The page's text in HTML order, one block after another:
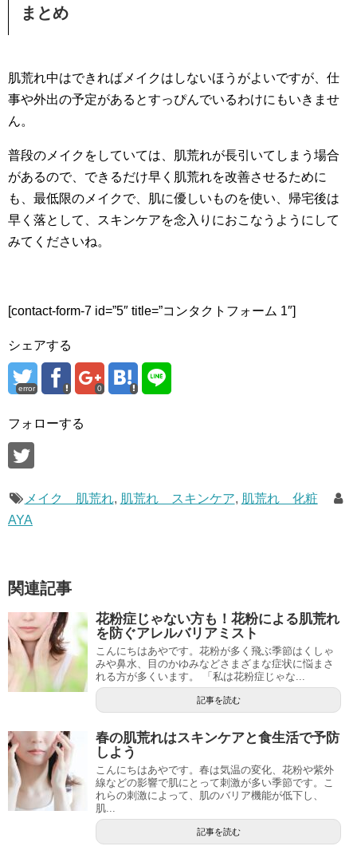
まとめ
肌荒れ中はできればメイクはしないほうがよいですが、仕
事や外出の予定があるとすっぴんでいるわけにもいきませ
ん。
普段のメイクをしていては、肌荒れが長引いてしまう場合
があるので、できるだけ早く肌荒れを改善させるために
も、最低限のメイクで、肌に優しいものを使い、帰宅後は
早く落として、スキンケアを念入りにおこなうようにして
みてくださいね。
[contact-form-7 id=”5″ title=”コンタクトフォーム 1″]
シェアする
error 0
フォローする
メイク 肌荒れ, 肌荒れ スキンケア, 肌荒れ 化粧
AYA
関連記事
花粉症じゃない方も！花粉による肌荒れ
を防ぐアレルバリアミスト
こんにちはあやです。花粉が多く飛ぶ季節はくしゃ
みや鼻水、目のかゆみなどさまざまな症状に悩まさ
れる方が多くいます。 「私は花粉症じゃな...
記事を読む
春の肌荒れはスキンケアと食生活で予防
しよう
こんにちはあやです。春は気温の変化、花粉や紫外
線などの影響で肌にとって刺激が多い季節です。こ
れらの刺激によって、肌のバリア機能が低下し、
肌...
記事を読む